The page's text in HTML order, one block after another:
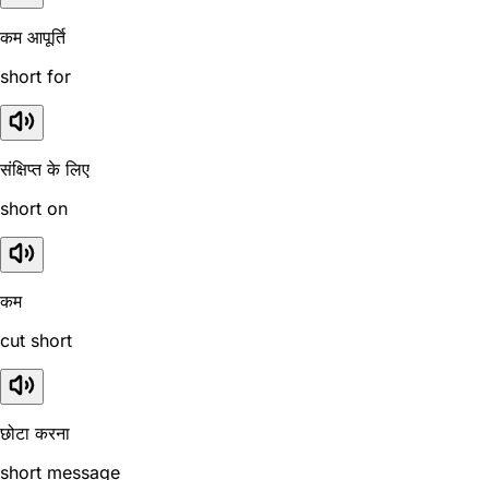
कम आपूर्ति
short for
संक्षिप्त के लिए
short on
कम
cut short
छोटा करना
short message